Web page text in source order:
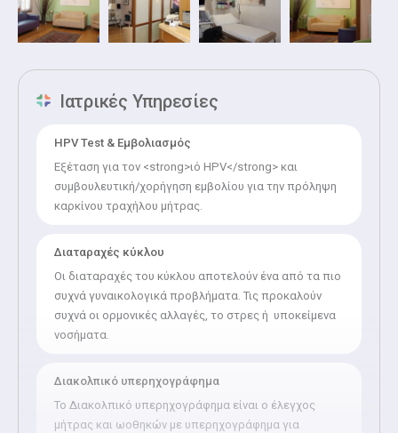
Έλαβε τον τίτλο Doctor of Philosophy (PhD) [τιμητική
απονομή] από το Πανεπιστήμιο SAMUEL BENJAMIN THOMAS
Ακαδημαϊκού από την Ακαδημία του Fiorino Ιταλίας.
Διαθέτει 2 masters στη Διοίκηση Υπηρεσιών Υγείας (Εθνική
συγγραφέας πολλών επιστημονικών άρθρων, εργασιών και
πρωτοποριακών μελετών, σχετικά με την έρευνα και
θεραπεία της υπογονιμότητας στον επιστημονικό και
περιοδικό τύπο.
Ιατρικές Υπηρεσίες
HPV Test & Εμβολιασμός
Εξέταση για τον <strong>ιό HPV</strong> και
συμβουλευτική/χορήγηση εμβολίου για την πρόληψη
καρκίνου τραχήλου μήτρας.
Διαταραχές κύκλου
Οι διαταραχές του κύκλου αποτελούν ένα από τα πιο
συχνά γυναικολογικά προβλήματα. Τις προκαλούν
συχνά οι ορμονικές αλλαγές, το στρες ή υποκείμενα
νοσήματα.
Διακολπικό υπερηχογράφημα
Το Διακολπικό υπερηχογράφημα είναι ο έλεγχος
μήτρας και ωοθηκών με υπερηχογράφημα για